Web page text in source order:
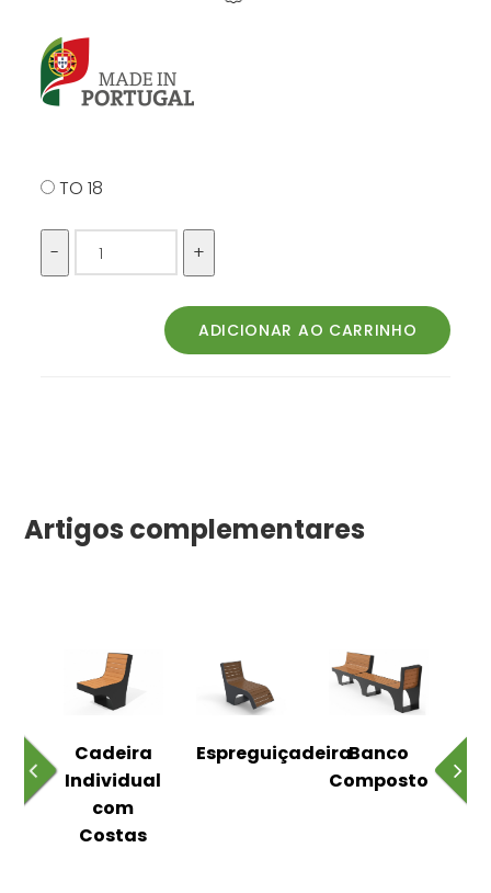
TO 18
Artigos complementares
Cadeira
Individual
com
Costas
EspreguiçadeiraBanco
Composto